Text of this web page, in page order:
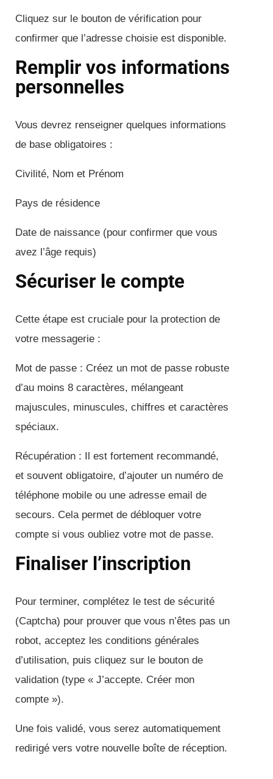
Cliquez sur le bouton de vérification pour
confirmer que l’adresse choisie est disponible.
Remplir vos informations
personnelles
Vous devrez renseigner quelques informations
de base obligatoires :
Civilité, Nom et Prénom
Pays de résidence
Date de naissance (pour confirmer que vous
avez l’âge requis)
Sécuriser le compte
Cette étape est cruciale pour la protection de
votre messagerie :
Mot de passe : Créez un mot de passe robuste
d’au moins 8 caractères, mélangeant
majuscules, minuscules, chiffres et caractères
spéciaux.
Récupération : Il est fortement recommandé,
et souvent obligatoire, d’ajouter un numéro de
téléphone mobile ou une adresse email de
secours. Cela permet de débloquer votre
compte si vous oubliez votre mot de passe.
Finaliser l’inscription
Pour terminer, complétez le test de sécurité
(Captcha) pour prouver que vous n’êtes pas un
robot, acceptez les conditions générales
d’utilisation, puis cliquez sur le bouton de
validation (type « J’accepte. Créer mon
compte »).
Une fois validé, vous serez automatiquement
redirigé vers votre nouvelle boîte de réception.